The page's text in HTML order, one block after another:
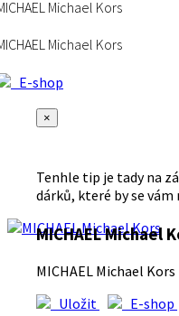
Michael Kors
Michael Kors
E-shop
×
Tenhle tip je tady na
dárků, které by se
MICHAEL Michael
MICHAEL Michael Kors
Uložit
E-shop